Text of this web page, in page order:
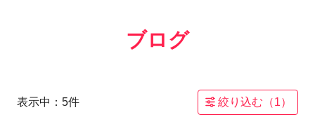
ブログ
表示中： 5件 絞り込む（1）